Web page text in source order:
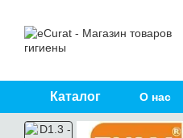
Каталог О нас